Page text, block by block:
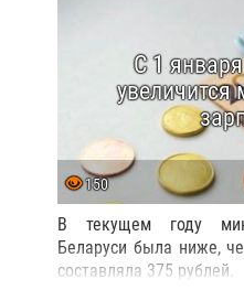
С 1
150
В текущем году
Беларуси была ниже,
составляла 375 рублей.